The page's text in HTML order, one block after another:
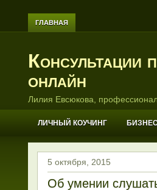
ГЛАВНАЯ
Консультации
онлайн
Лилия Евсюкова,
ЛИЧНЫЙ КОУЧИНГ
5 октября, 2015
Об умении